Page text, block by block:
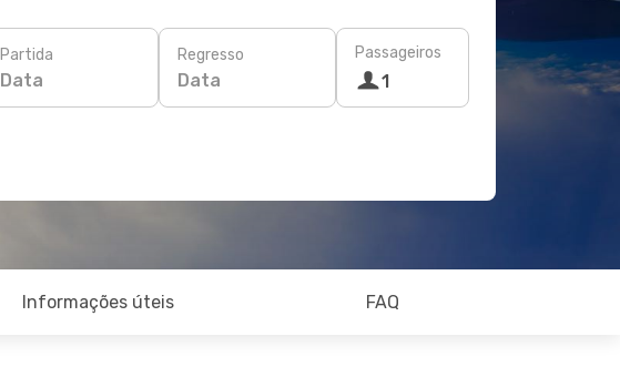
Partida
Data
Regresso
Data
Passageiros
1
Informações úteis FAQ